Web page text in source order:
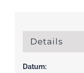
Details
Datum: